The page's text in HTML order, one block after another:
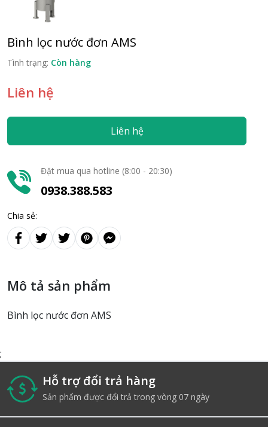
Bình lọc nước đơn AMS
Tình trạng: Còn hàng
Liên hệ
Liên hệ
Đặt mua qua hotline (8:00 - 20:30)
0938.388.583
Chia sẻ:
Mô tả sản phẩm
Bình lọc nước đơn AMS
;
Hỗ trợ đổi trả hàng
Sản phẩm được đổi trả trong vòng 07 ngày